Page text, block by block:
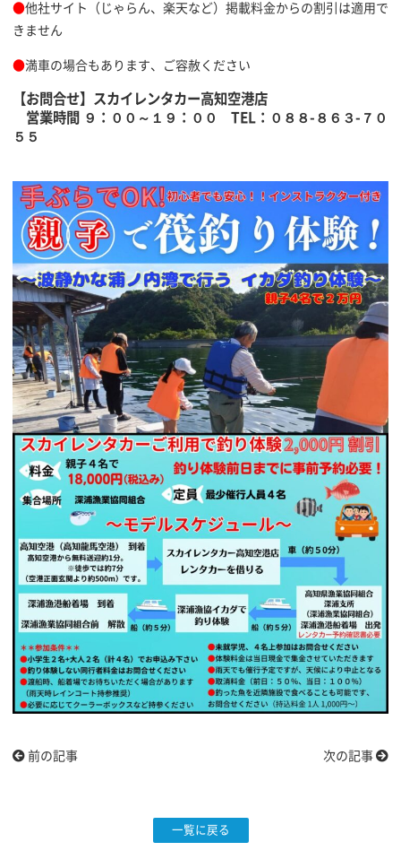
●他社サイト（じゃらん、楽天など）掲載料金からの割引は適用で
きません
●満車の場合もあります、ご容赦ください
【お問合せ】スカイレンタカー高知空港店
営業時間 ９：００～１９：００ TEL：０８８-８６３-７０
５５
前の記事 次の記事
一覧に戻る